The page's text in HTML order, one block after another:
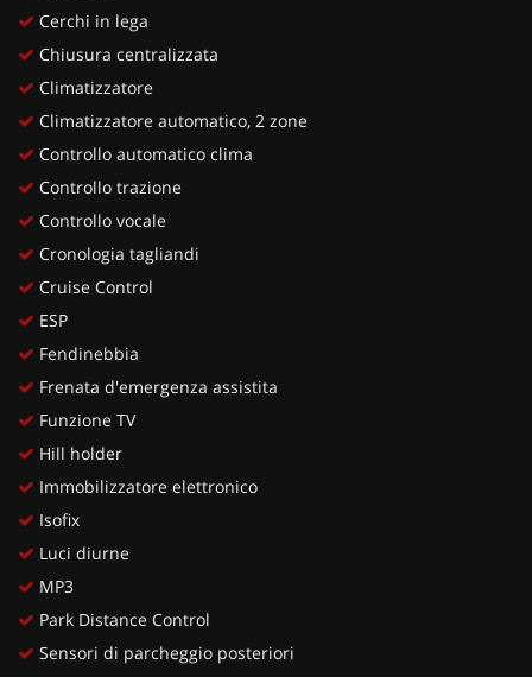
Cerchi in lega
Chiusura centralizzata
Climatizzatore
Climatizzatore automatico, 2 zone
Controllo automatico clima
Controllo trazione
Controllo vocale
Cronologia tagliandi
Cruise Control
ESP
Fendinebbia
Frenata d'emergenza assistita
Funzione TV
Hill holder
Immobilizzatore elettronico
Isofix
Luci diurne
MP3
Park Distance Control
Sensori di parcheggio posteriori